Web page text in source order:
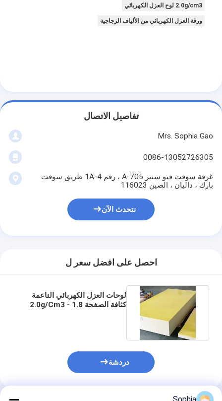
2.0g/cm3 لوح العزل الكهربائي
ورقة العزل الكهربائي من الألياف الزجاجية
تفاصيل الاتصال
Mrs. Sophia Gao
0086-13052726305
غرفة سوفت فيو سنتر A-705 ، رقم 1A-4 طريق سوفت
بارك ، داليان ، الصين 116023
نتحدث الآن
احصل على افضل سعر ل
لوحات العزل الكهربائي الناعمة
كثافة الصفحة 1.8 - 2.0g/Cm3
دردشة